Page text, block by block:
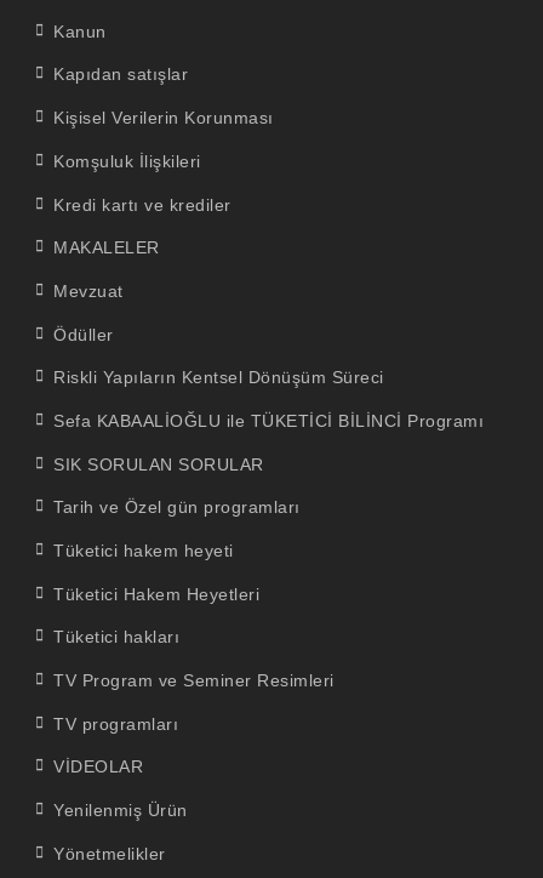
Kanun
Kapıdan satışlar
Kişisel Verilerin Korunması
Komşuluk İlişkileri
Kredi kartı ve krediler
MAKALELER
Mevzuat
Ödüller
Riskli Yapıların Kentsel Dönüşüm Süreci
Sefa KABAALİOĞLU ile TÜKETİCİ BİLİNCİ Programı
SIK SORULAN SORULAR
Tarih ve Özel gün programları
Tüketici hakem heyeti
Tüketici Hakem Heyetleri
Tüketici hakları
TV Program ve Seminer Resimleri
TV programları
VİDEOLAR
Yenilenmiş Ürün
Yönetmelikler